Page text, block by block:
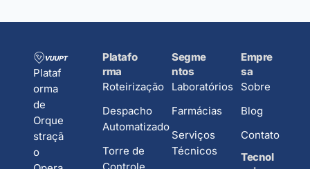
Plataf
orma
de
Orque
straçã
o
Platafo
rma
Roteirização
Despacho
Automatizado
Torre de
Segme
ntos
Laboratórios
Farmácias
Serviços
Técnicos
Empre
sa
Sobre
Blog
Contato
Tecnol